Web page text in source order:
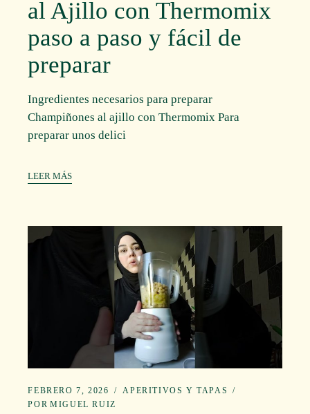
al Ajillo con Thermomix
paso a paso y fácil de
preparar
Ingredientes necesarios para preparar
Champiñones al ajillo con Thermomix Para
preparar unos delici
LEER MÁS
FEBRERO 7, 2026
APERITIVOS Y TAPAS
POR MIGUEL RUIZ